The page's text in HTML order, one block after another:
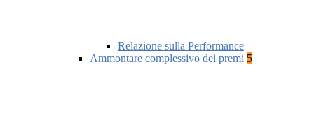
Relazione sulla Performance
Ammontare complessivo dei premi 5